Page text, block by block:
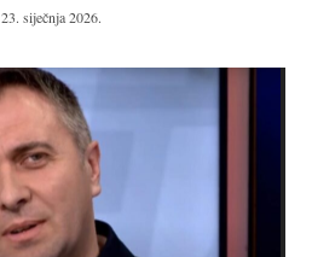
23. siječnja 2026.